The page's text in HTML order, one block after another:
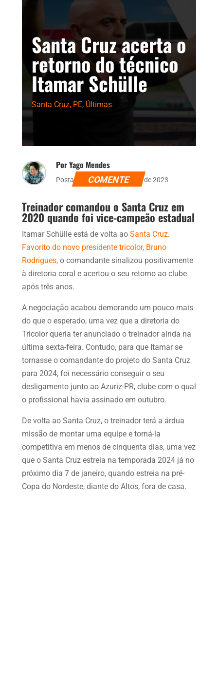
Santa Cruz acerta o
retorno do técnico
Itamar Schülle
Santa Cruz, PE, Últimas
Por Yago Mendes
Postado dia 19 de novembro de 2023
COMENTE
Treinador comandou o Santa Cruz em
2020 quando foi vice-campeão estadual
Itamar Schülle está de volta ao Santa Cruz.
Favorito do novo presidente tricolor, Bruno
Rodrigues,o comandante sinalizou positivamente
à diretoria coral e acertou o seu retorno ao clube
após três anos.
A negociação acabou demorando um pouco mais
do que o esperado, uma vez que a diretoria do
Tricolor queria ter anunciado o treinador ainda na
última sexta-feira. Contudo, para que Itamar se
tornasse o comandante do projeto do Santa Cruz
para 2024, foi necessário conseguir o seu
desligamento junto ao Azuriz-PR, clube com o qual
o profissional havia assinado em outubro.
De volta ao Santa Cruz, o treinador terá a árdua
missão de montar uma equipe e torná-la
competitiva em menos de cinquenta dias, uma vez
que o Santa Cruz estreia na temporada 2024 já no
próximo dia 7 de janeiro, quando estreia na pré-
Copa do Nordeste, diante do Altos, fora de casa.